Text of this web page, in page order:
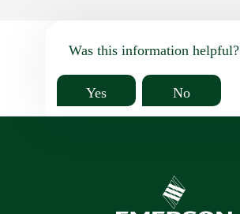
Was this information helpful?
Yes No